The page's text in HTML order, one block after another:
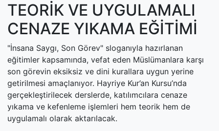
TEORİK VE UYGULAMALI
CENAZE YIKAMA EĞİTİMİ
"İnsana Saygı, Son Görev" sloganıyla hazırlanan
eğitimler kapsamında, vefat eden Müslümanlara karşı
son görevin eksiksiz ve dini kurallara uygun yerine
getirilmesi amaçlanıyor. Hayriye Kur’an Kursu’nda
gerçekleştirilecek derslerde, katılımcılara cenaze
yıkama ve kefenleme işlemleri hem teorik hem de
uygulamalı olarak aktarılacak.